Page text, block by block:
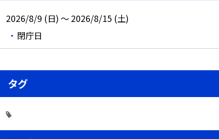
2026/8/9 (日) ～ 2026/8/15 (土)
閉庁日
タグ